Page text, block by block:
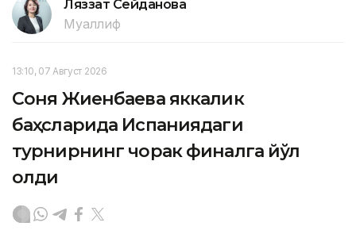
Ляззат Сейданова
Муаллиф
13:10, 07 Август 2026
Соня Жиенбаева яккалик
баҳсларида Испаниядаги
турнирнинг чорак финалга йўл
олди